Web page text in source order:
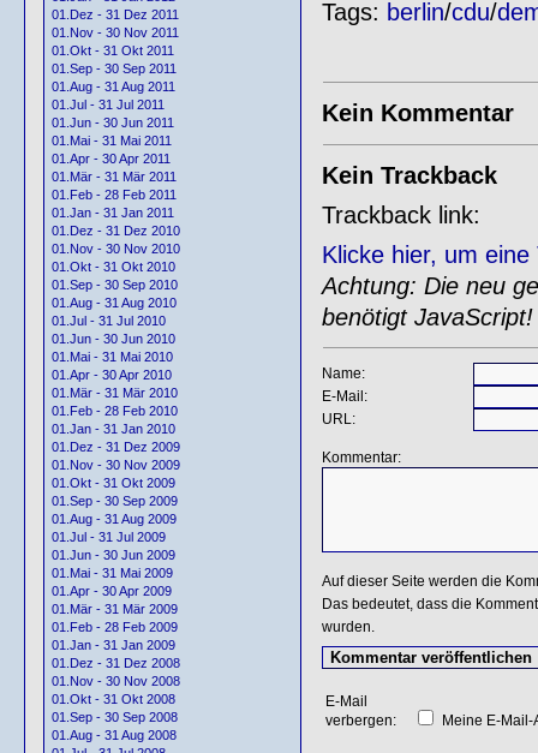
01.Dez - 31 Dez 2011
01.Nov - 30 Nov 2011
01.Okt - 31 Okt 2011
01.Sep - 30 Sep 2011
01.Aug - 31 Aug 2011
01.Jul - 31 Jul 2011
01.Jun - 30 Jun 2011
01.Mai - 31 Mai 2011
01.Apr - 30 Apr 2011
01.Mär - 31 Mär 2011
01.Feb - 28 Feb 2011
01.Jan - 31 Jan 2011
01.Dez - 31 Dez 2010
01.Nov - 30 Nov 2010
01.Okt - 31 Okt 2010
01.Sep - 30 Sep 2010
01.Aug - 31 Aug 2010
01.Jul - 31 Jul 2010
01.Jun - 30 Jun 2010
01.Mai - 31 Mai 2010
01.Apr - 30 Apr 2010
01.Mär - 31 Mär 2010
01.Feb - 28 Feb 2010
01.Jan - 31 Jan 2010
01.Dez - 31 Dez 2009
01.Nov - 30 Nov 2009
01.Okt - 31 Okt 2009
01.Sep - 30 Sep 2009
01.Aug - 31 Aug 2009
01.Jul - 31 Jul 2009
01.Jun - 30 Jun 2009
01.Mai - 31 Mai 2009
01.Apr - 30 Apr 2009
01.Mär - 31 Mär 2009
01.Feb - 28 Feb 2009
01.Jan - 31 Jan 2009
01.Dez - 31 Dez 2008
01.Nov - 30 Nov 2008
01.Okt - 31 Okt 2008
01.Sep - 30 Sep 2008
01.Aug - 31 Aug 2008
Tags: berlin/cdu/
Kein Kommentar
Kein Trackback
Trackback link:
Klicke hier, um
Achtung: Die neu
benötigt JavaScript!
Name:
E-Mail:
URL:
Kommentar:
Auf dieser Seite werden die
Das bedeutet, dass die
wurden.
E-Mail
verbergen:
Meine E-